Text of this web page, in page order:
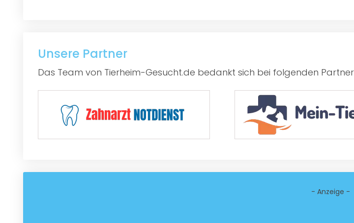
Unsere Partner
Das Team von Tierheim-Gesucht.de bedankt sich bei folgenden
- Anzeige -